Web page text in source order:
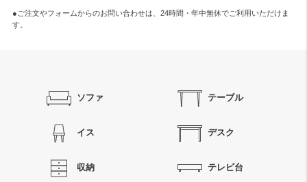
●ご注文やフォームからのお問い合わせは、 24時間・年中無休でご利用いただけま
す。
ソファ テーブル
イス デスク
収納 テレビ台